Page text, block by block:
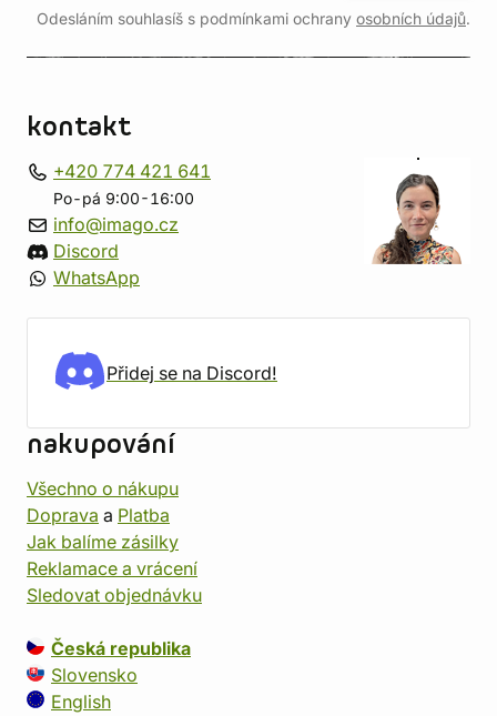
Odesláním souhlasíš s podmínkami ochrany osobních údajů.
kontakt
+420 774 421 641
Po-pá 9:00-16:00
info@imago.cz
Discord
WhatsApp
Přidej se na Discord!
nakupování
Všechno o nákupu
Doprava a Platba
Jak balíme zásilky
Reklamace a vrácení
Sledovat objednávku
Česká republika
Slovensko
English